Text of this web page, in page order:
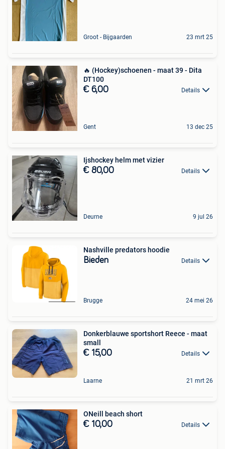
Groot - Bijgaarden 23 mrt 25
🔥 (Hockey)schoenen - maat 39 - Dita
DT100
€ 6,00 Details
Gent 13 dec 25
Ijshockey helm met vizier
€ 80,00 Details
Deurne 9 jul 26
Nashville predators hoodie
Bieden Details
Brugge 24 mei 26
Donkerblauwe sportshort Reece - maat
small
€ 15,00 Details
Laarne 21 mrt 26
ONeill beach short
€ 10,00 Details